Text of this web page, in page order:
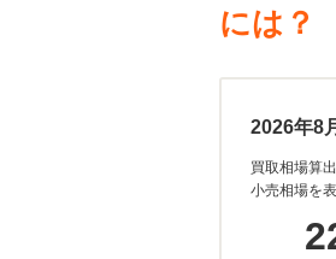
には？
2026年8
買取相場算
小売相場を